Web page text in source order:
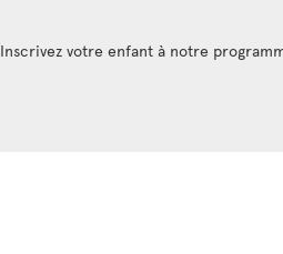
Inscrivez votre enfant à notre